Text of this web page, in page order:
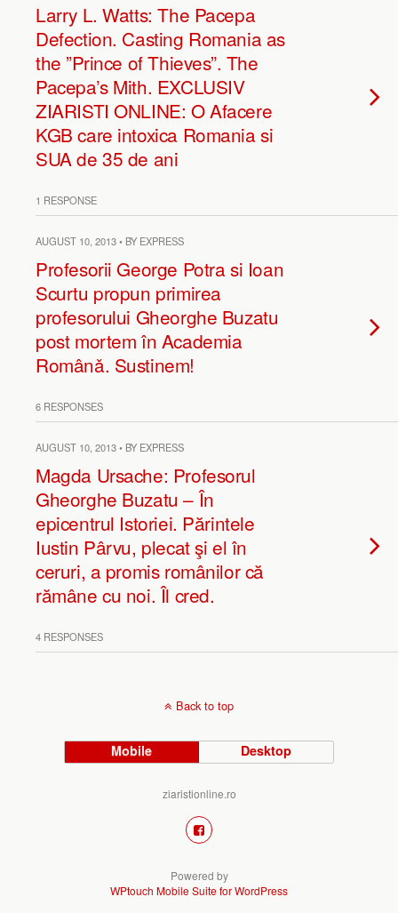
Larry L. Watts: The Pacepa
Defection. Casting Romania as
the ”Prince of Thieves”. The
Pacepa’s Mith. EXCLUSIV
ZIARISTI ONLINE: O Afacere
KGB care intoxica Romania si
SUA de 35 de ani
1 RESPONSE
AUGUST 10, 2013 • BY EXPRESS
Profesorii George Potra si Ioan
Scurtu propun primirea
profesorului Gheorghe Buzatu
post mortem în Academia
Românǎ. Sustinem!
6 RESPONSES
AUGUST 10, 2013 • BY EXPRESS
Magda Ursache: Profesorul
Gheorghe Buzatu – În
epicentrul Istoriei. Părintele
Iustin Pârvu, plecat şi el în
ceruri, a promis românilor că
rămâne cu noi. Îl cred.
4 RESPONSES
Back to top
Mobile Desktop
ziaristionline.ro
Powered by
WPtouch Mobile Suite for WordPress